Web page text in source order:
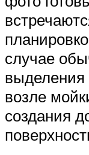
случае
выделения
возле
создания